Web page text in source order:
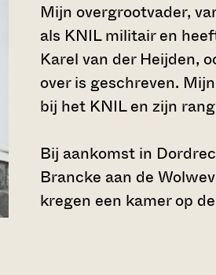
Mijn overgrootvader,
als KNIL militair en
Karel van der Heijden,
over is geschreven.
bij het KNIL en zijn
Bij aankomst in
Brancke aan de
kregen een kamer op